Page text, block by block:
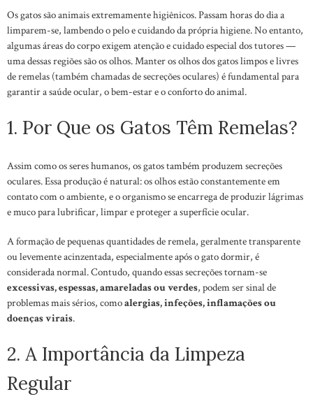
Os gatos são animais extremamente higiênicos. Passam horas do dia a
limparem-se, lambendo o pelo e cuidando da própria higiene. No entanto,
algumas áreas do corpo exigem atenção e cuidado especial dos tutores —
uma dessas regiões são os olhos. Manter os olhos dos gatos limpos e livres
de remelas (também chamadas de secreções oculares) é fundamental para
garantir a saúde ocular, o bem-estar e o conforto do animal.
1. Por Que os Gatos Têm Remelas?
Assim como os seres humanos, os gatos também produzem secreções
oculares. Essa produção é natural: os olhos estão constantemente em
contato com o ambiente, e o organismo se encarrega de produzir lágrimas
e muco para lubrificar, limpar e proteger a superfície ocular.
A formação de pequenas quantidades de remela, geralmente transparente
ou levemente acinzentada, especialmente após o gato dormir, é
considerada normal. Contudo, quando essas secreções tornam-se
excessivas, espessas, amareladas ou verdes, podem ser sinal de
problemas mais sérios, comoalergias, infeções, inflamações ou
doenças virais.
2. A Importância da Limpeza
Regular